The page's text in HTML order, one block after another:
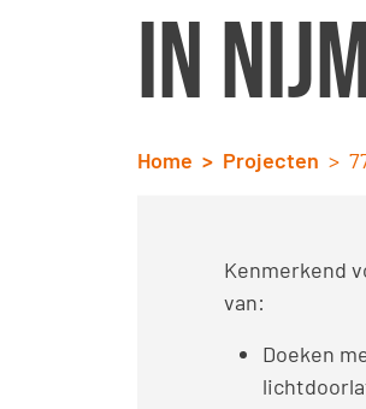
in
Home Projecten
Kenmerkend
van:
Doeken